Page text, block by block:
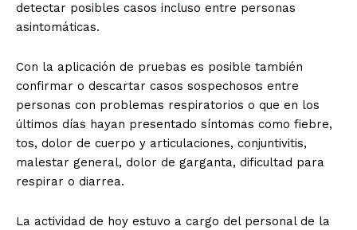
detectar posibles casos incluso entre personas
asintomáticas.
Con la aplicación de pruebas es posible también
confirmar o descartar casos sospechosos entre
personas con problemas respiratorios o que en los
últimos días hayan presentado síntomas como fiebre,
tos, dolor de cuerpo y articulaciones, conjuntivitis,
malestar general, dolor de garganta, dificultad para
respirar o diarrea.
La actividad de hoy estuvo a cargo del personal de la